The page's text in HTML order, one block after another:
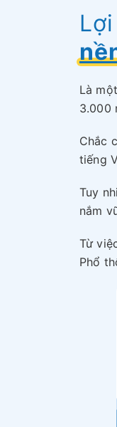
Là
3.000
Chắc
tiếng
Tuy
nắm
Từ
Phổ